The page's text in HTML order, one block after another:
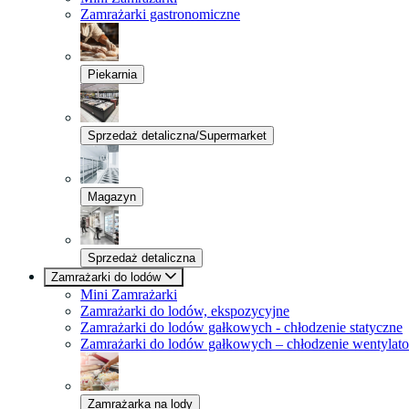
Zamrażarki gastronomiczne
Piekarnia
Sprzedaż detaliczna/Supermarket
Magazyn
Sprzedaż detaliczna
Zamrażarki do lodów
Mini Zamrażarki
Zamrażarki do lodów, ekspozycyjne
Zamrażarki do lodów gałkowych - chłodzenie statyczne
Zamrażarki do lodów gałkowych – chłodzenie
Zamrażarka na lody